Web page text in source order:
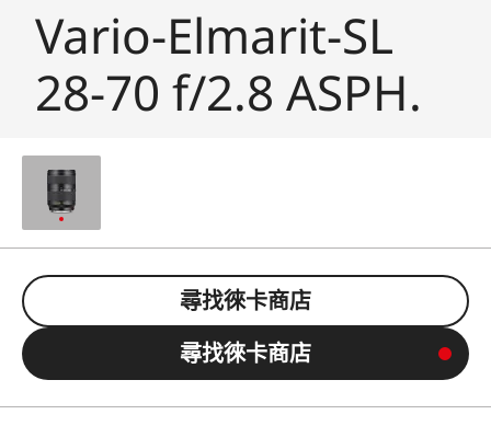
Vario-Elmarit-SL
28-70 f/2.8 ASPH.
尋找徠卡商店
尋找徠卡商店